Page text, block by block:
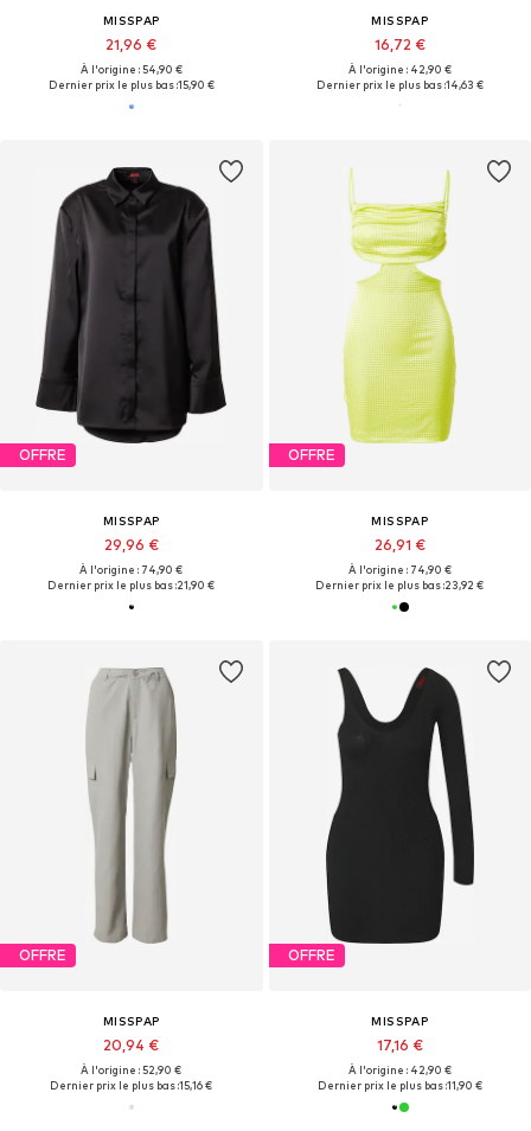
MISSPAP
21,96 €
À l'origine : 54,90 €
Dernier prix le plus bas :15,90 €
MISSPAP
16,72 €
À l'origine : 42,90 €
Dernier prix le plus bas :14,63 €
OFFRE
MISSPAP
29,96 €
À l'origine : 74,90 €
Dernier prix le plus bas :21,90 €
OFFRE
MISSPAP
26,91 €
À l'origine : 74,90 €
Dernier prix le plus bas :23,92 €
OFFRE
MISSPAP
20,94 €
À l'origine : 52,90 €
Dernier prix le plus bas :15,16 €
OFFRE
MISSPAP
17,16 €
À l'origine : 42,90 €
Dernier prix le plus bas :11,90 €